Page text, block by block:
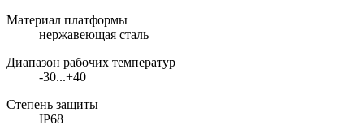
Материал платформы
нержавеющая сталь
Диапазон рабочих температур
-30...+40
Степень защиты
IP68